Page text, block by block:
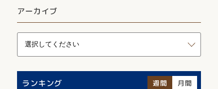
アーカイブ
ランキング 週間 月間